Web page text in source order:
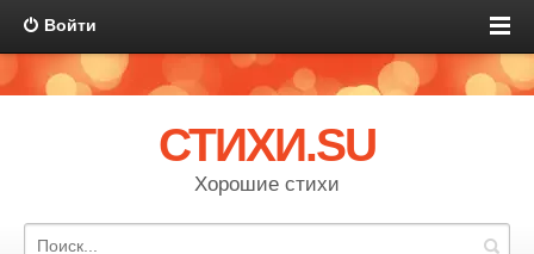
Войти
СТИХИ.SU
Хорошие стихи